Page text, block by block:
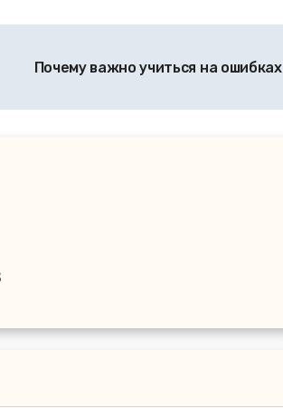
Почему важно учиться на ошибках